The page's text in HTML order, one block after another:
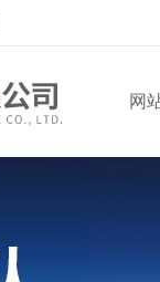
网